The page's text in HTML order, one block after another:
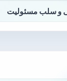
و سلب مسئولیت